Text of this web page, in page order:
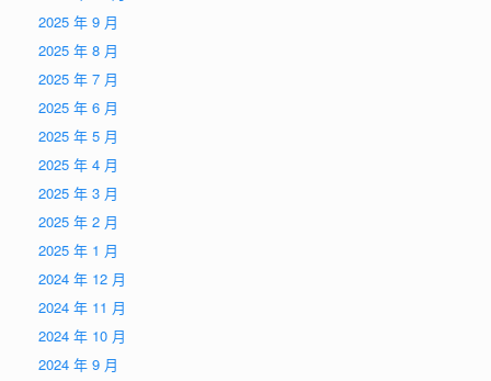
2025 年 9 月
2025 年 8 月
2025 年 7 月
2025 年 6 月
2025 年 5 月
2025 年 4 月
2025 年 3 月
2025 年 2 月
2025 年 1 月
2024 年 12 月
2024 年 11 月
2024 年 10 月
2024 年 9 月